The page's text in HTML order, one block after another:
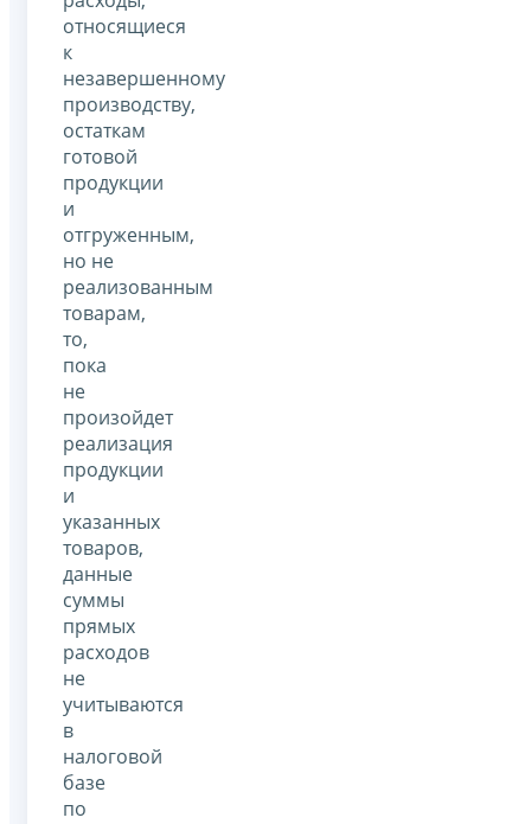
относящиеся
к
незавершенному
производству,
остаткам
готовой
продукции
и
отгруженным,
но не
реализованным
товарам,
то,
пока
не
произойдет
реализация
продукции
и
указанных
товаров,
данные
суммы
прямых
расходов
не
учитываются
в
налоговой
базе
по